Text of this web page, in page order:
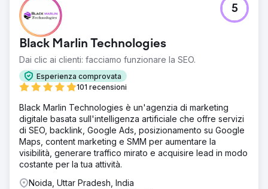
Black Marlin Technologies
Dai clic ai clienti: facciamo funzionare la SEO.
Esperienza comprovata
101 recensioni
5
Black Marlin Technologies è un'agenzia di marketing
digitale basata sull'intelligenza artificiale che offre servizi
di SEO, backlink, Google Ads, posizionamento su Google
Maps, content marketing e SMM per aumentare la
visibilità, generare traffico mirato e acquisire lead in modo
costante per la tua attività.
Noida, Uttar Pradesh, India